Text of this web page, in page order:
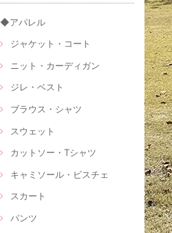
◆アパレル
ジャケット・コート
ニット・カーディガン
ジレ・ベスト
ブラウス・シャツ
スウェット
カットソー・Tシャツ
キャミソール・ビスチェ
スカート
パンツ